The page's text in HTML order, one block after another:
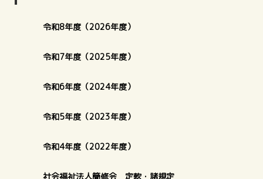
令和8年度（2026年度）
令和7年度（2025年度）
令和6年度（2024年度）
令和5年度（2023年度）
令和4年度（2022年度）
社会福祉法人簡修会 定款・諸規定